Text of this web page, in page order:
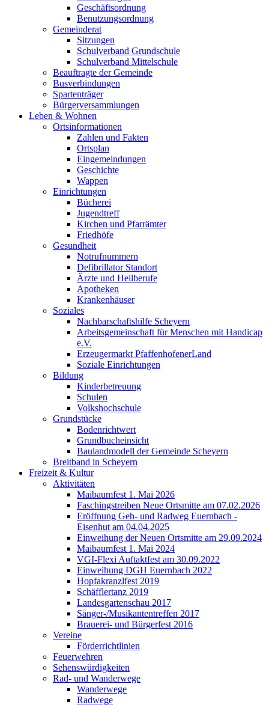
Geschäftsordnung
Benutzungsordnung
Gemeinderat
Sitzungen
Schulverband Grundschule
Schulverband Mittelschule
Beauftragte der Gemeinde
Busverbindungen
Spartenträger
Bürgerversammlungen
Leben & Wohnen
Ortsinformationen
Zahlen und Fakten
Ortsplan
Eingemeindungen
Geschichte
Wappen
Einrichtungen
Bücherei
Jugendtreff
Kirchen und Pfarrämter
Friedhöfe
Gesundheit
Notrufnummern
Defibrillator Standort
Ärzte und Heilberufe
Apotheken
Krankenhäuser
Soziales
Nachbarschaftshilfe Scheyern
Arbeitsgemeinschaft für Menschen mit Handicap
e.V.
Erzeugermarkt PfaffenhofenerLand
Soziale Einrichtungen
Bildung
Kinderbetreuung
Schulen
Volkshochschule
Grundstücke
Bodenrichtwert
Grundbucheinsicht
Baulandmodell der Gemeinde Scheyern
Breitband in Scheyern
Freizeit & Kultur
Aktivitäten
Maibaumfest 1. Mai 2026
Faschingstreiben Neue Ortsmitte am 07.02.2026
Eröffnung Geh- und Radweg Euernbach -
Eisenhut am 04.04.2025
Einweihung der Neuen Ortsmitte am 29.09.2024
Maibaumfest 1. Mai 2024
VGI-Flexi Auftaktfest am 30.09.2022
Einweihung DGH Euernbach 2022
Hopfakranzlfest 2019
Schäfflertanz 2019
Landesgartenschau 2017
Sänger-/Musikantentreffen 2017
Brauerei- und Bürgerfest 2016
Vereine
Förderrichtlinien
Feuerwehren
Sehenswürdigkeiten
Rad- und Wanderwege
Wanderwege
Radwege